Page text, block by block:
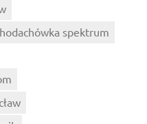
spektrum